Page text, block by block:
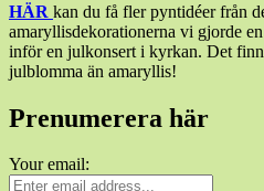
HÄR kan du få fler pyntidéer från
amaryllisdekorationerna vi gjorde
inför en julkonsert i kyrkan. Det
julblomma än amaryllis!
Prenumerera här
Your email: